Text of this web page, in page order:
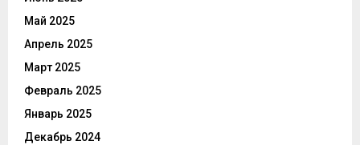
Май 2025
Апрель 2025
Март 2025
Февраль 2025
Январь 2025
Декабрь 2024